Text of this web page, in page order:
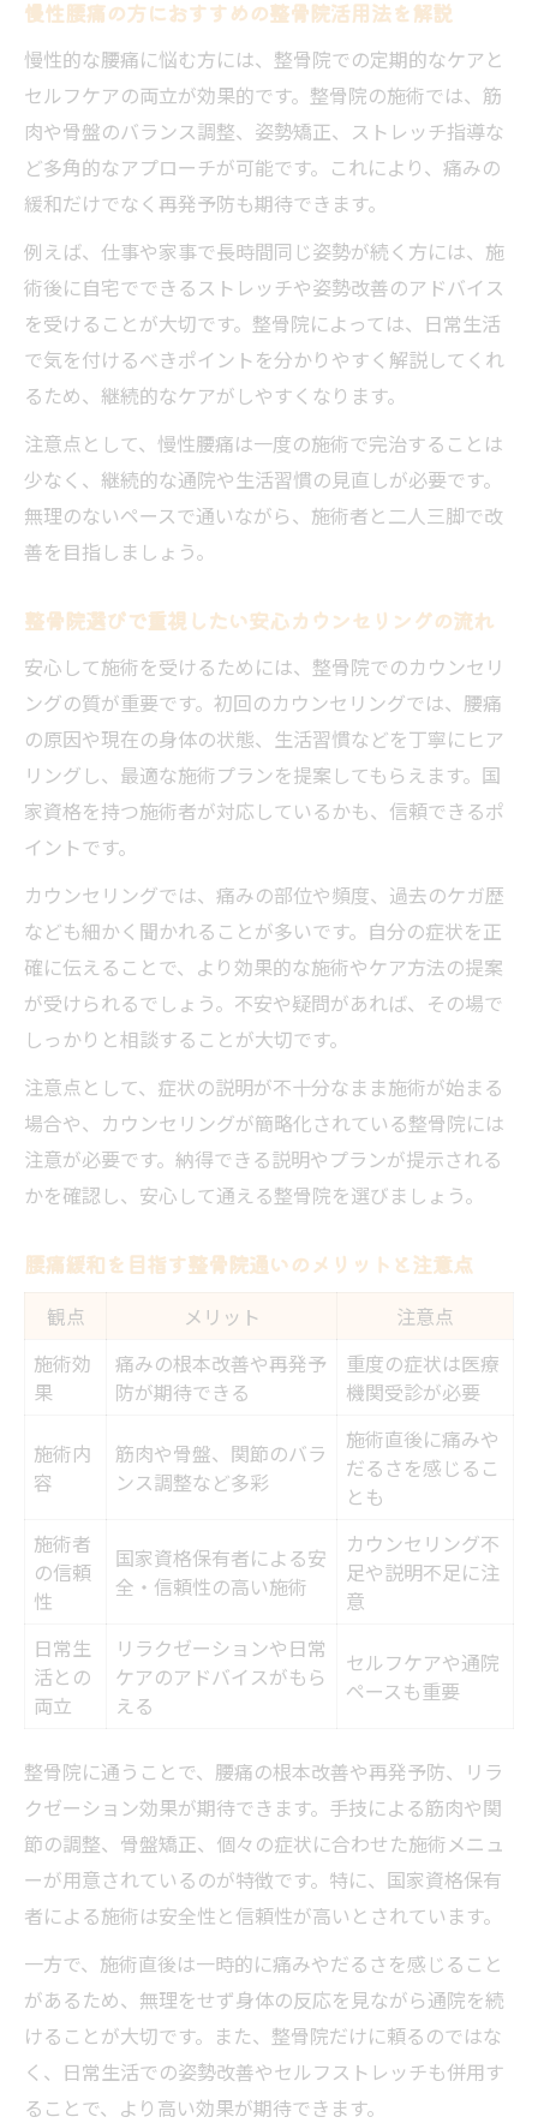
慢性腰痛の方におすすめの整骨院活用法を解説
慢性的な腰痛に悩む方には、整骨院での定期的なケアと
セルフケアの両立が効果的です。整骨院の施術では、筋
肉や骨盤のバランス調整、姿勢矯正、ストレッチ指導な
ど多角的なアプローチが可能です。これにより、痛みの
緩和だけでなく再発予防も期待できます。
例えば、仕事や家事で長時間同じ姿勢が続く方には、施
術後に自宅でできるストレッチや姿勢改善のアドバイス
を受けることが大切です。整骨院によっては、日常生活
で気を付けるべきポイントを分かりやすく解説してくれ
るため、継続的なケアがしやすくなります。
注意点として、慢性腰痛は一度の施術で完治することは
少なく、継続的な通院や生活習慣の見直しが必要です。
無理のないペースで通いながら、施術者と二人三脚で改
善を目指しましょう。
整骨院選びで重視したい安心カウンセリングの流れ
安心して施術を受けるためには、整骨院でのカウンセリ
ングの質が重要です。初回のカウンセリングでは、腰痛
の原因や現在の身体の状態、生活習慣などを丁寧にヒア
リングし、最適な施術プランを提案してもらえます。国
家資格を持つ施術者が対応しているかも、信頼できるポ
イントです。
カウンセリングでは、痛みの部位や頻度、過去のケガ歴
なども細かく聞かれることが多いです。自分の症状を正
確に伝えることで、より効果的な施術やケア方法の提案
が受けられるでしょう。不安や疑問があれば、その場で
しっかりと相談することが大切です。
注意点として、症状の説明が不十分なまま施術が始まる
場合や、カウンセリングが簡略化されている整骨院には
注意が必要です。納得できる説明やプランが提示される
かを確認し、安心して通える整骨院を選びましょう。
腰痛緩和を目指す整骨院通いのメリットと注意点
観点 メリット
注意点
施術効
果
痛みの根本改善や再発予
防が期待できる
重度の症状は医療
機関受診が必要
施術内
容
筋肉や骨盤、関節のバラ
ンス調整など多彩
施術直後に痛みや
だるさを感じるこ
とも
施術者
の信頼
性
国家資格保有者による安
全・信頼性の高い施術
カウンセリング不
足や説明不足に注
意
日常生
活との
両立
リラクゼーションや日常
ケアのアドバイスがもら
える
セルフケアや通院
ペースも重要
整骨院に通うことで、腰痛の根本改善や再発予防、リラ
クゼーション効果が期待できます。手技による筋肉や関
節の調整、骨盤矯正、個々の症状に合わせた施術メニュ
ーが用意されているのが特徴です。特に、国家資格保有
者による施術は安全性と信頼性が高いとされています。
一方で、施術直後は一時的に痛みやだるさを感じること
があるため、無理をせず身体の反応を見ながら通院を続
けることが大切です。また、整骨院だけに頼るのではな
く、日常生活での姿勢改善やセルフストレッチも併用す
ることで、より高い効果が期待できます。